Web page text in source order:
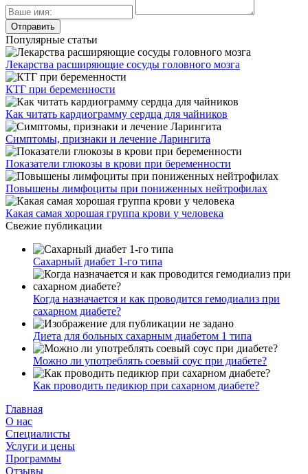
Популярные статьи
Лекарства расширяющие сосуды головного мозга
КТГ при беременности
Как читать кардиограмму сердца для чайников
Симптомы, признаки и лечение Ларингита
Показатели глюкозы в крови при беременности
Повышены лимфоциты при пониженных нейтрофилах
Какая самая хорошая группа крови у человека
Свежие публикации
Сахарный диабет 1-го типа
Когда назначается и как проводится гемодиализ при
сахарном диабете?
Диета для больных сахарным диабетом 1 типа
Можно ли употреблять соевый соус при диабете?
Как проводить педикюр при сахарном диабете?
Главная
О нас
Cпециалисты
Услуги и цены
Программы
Отзывы